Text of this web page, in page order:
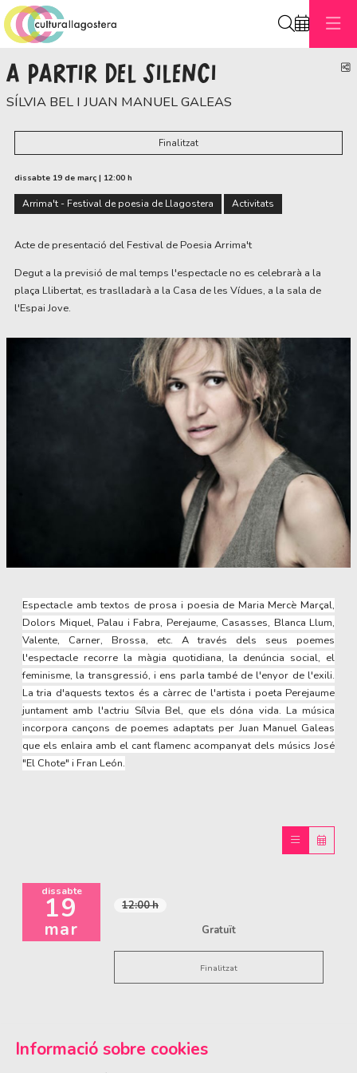
A PARTIR DEL SILENCI
SÍLVIA BEL I JUAN MANUEL GALEAS
Finalitzat
dissabte 19 de març | 12:00 h
Arrima't - Festival de poesia de Llagostera Activitats
Acte de presentació del Festival de Poesia Arrima't
Degut a la previsió de mal temps l'espectacle no es celebrarà a la
plaça Llibertat, es traslladarà a la Casa de les Vídues, a la sala de
l'Espai Jove.
Espectacle amb textos de prosa i poesia de Maria Mercè Marçal,
Dolors Miquel, Palau i Fabra, Perejaume, Casasses, Blanca Llum,
Valente, Carner, Brossa, etc. A través dels seus poemes
l'espectacle recorre la màgia quotidiana, la denúncia social, el
feminisme, la transgressió, i ens parla també de l'enyor de l'exili.
La tria d'aquests textos és a càrrec de l'artista i poeta Perejaume
juntament amb l'actriu Sílvia Bel, que els dóna vida. La música
incorpora cançons de poemes adaptats per Juan Manuel Galeas
que els enlaira amb el cant flamenc acompanyat dels músics José
"El Chote" i Fran León.
dissabte
19
mar
12:00 h
Gratuït
Finalitzat
Informació sobre cookies